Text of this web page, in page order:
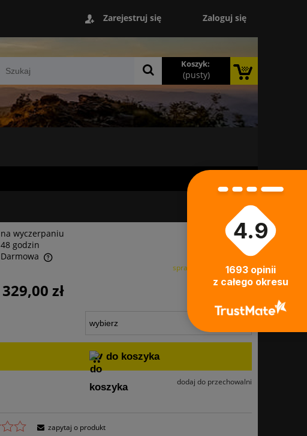
Zarejestruj się Zaloguj się
Koszyk:
(pusty)
na wyczerpaniu
48 godzin
Darmowa
sprawdź formy dostawy
329,00 zł
do koszyka
dodaj do przechowalni
zapytaj o produkt
4.9
1693 opinii
z całego okresu